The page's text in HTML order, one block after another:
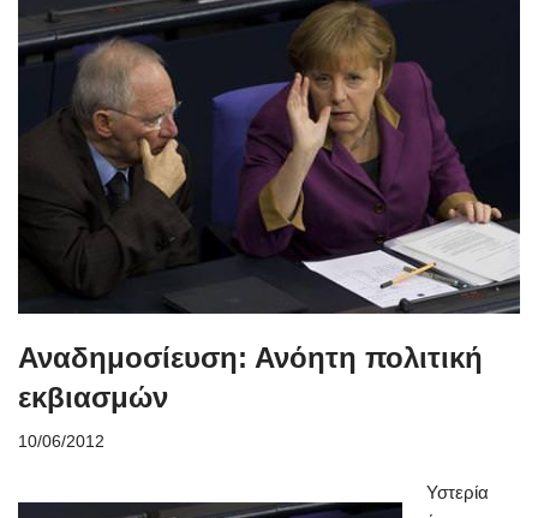
Αναδημοσίευση: Ανόητη πολιτική
εκβιασμών
10/06/2012
Υστερία